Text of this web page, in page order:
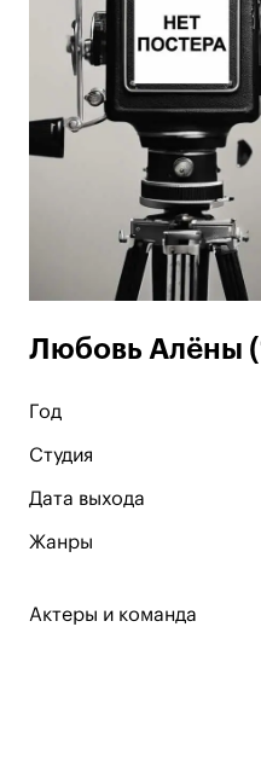
Любовь Алёны
Год
Студия
Дата выхода
Жанры
Актеры и команда